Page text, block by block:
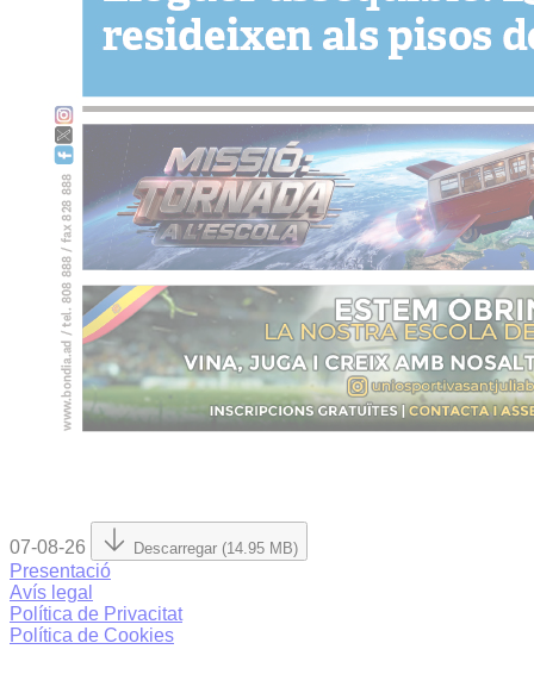
07-08-26 Descarregar (14.95 MB)
Presentació
Avís legal
Política de Privacitat
Política de Cookies